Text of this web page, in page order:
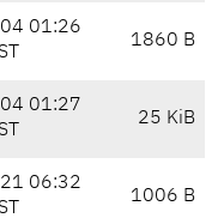
01:26
1860 B
01:27
25 KiB
06:32
1006 B